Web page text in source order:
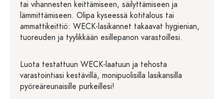
tai vihannesten keittämiseen, säilyttämiseen ja
lämmittämiseen. Olipa kyseessä kotitalous tai
ammattikeittiö: WECK-lasikannet takaavat hygienian,
tuoreuden ja tyylikkään esillepanon varastoillesi.
Luota testattuun WECK-laatuun ja tehosta
varastointiasi kestävillä, monipuolisilla lasikansilla
pyöreäreunaisille purkeillesi!